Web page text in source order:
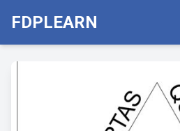
FDPLEARN